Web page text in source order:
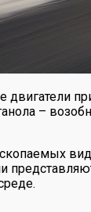
–